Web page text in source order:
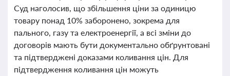
Суд наголосив, що збільшення ціни за одиницю
товару понад 10% заборонено, зокрема для
пального, газу та електроенергії, а всі зміни до
договорів мають бути документально обґрунтовані
та підтверджені доказами коливання цін. Для
підтвердження коливання цін можуть